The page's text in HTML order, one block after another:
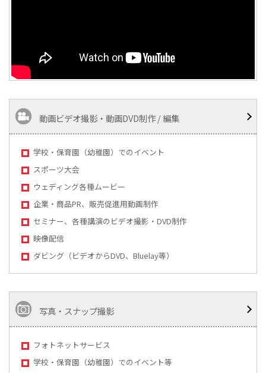
動画ビデオ撮影・動画DVD制作 / 編集
学校・保育園（幼稚園）でのイベント
スポーツ大会
ウェディング各種ムービー
企業・商品PR、販売促進用動画制作
セミナー、各種講演のビデオ撮影・DVD制作
映像配信
ダビング（ビデオからDVD、Bluelay等）
写真・スナップ撮影
フォトネットサービス
学校・保育園（幼稚園）でのイベント等